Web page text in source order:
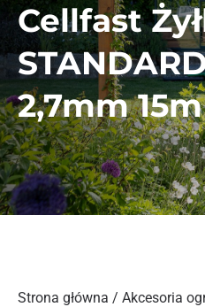
Cellfast
2,7mm 15m
Strona główna / Akcesoria